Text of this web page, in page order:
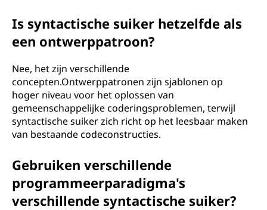
Is syntactische suiker hetzelfde als
een ontwerppatroon?
Nee, het zijn verschillende
concepten.Ontwerppatronen zijn sjablonen op
hoger niveau voor het oplossen van
gemeenschappelijke coderingsproblemen, terwijl
syntactische suiker zich richt op het leesbaar maken
van bestaande codeconstructies.
Gebruiken verschillende
programmeerparadigma's
verschillende syntactische suiker?